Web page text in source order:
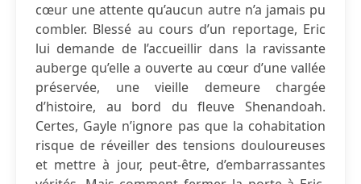
cœur une attente qu’aucun autre n’a jamais pu
combler. Blessé au cours d’un reportage, Eric
lui demande de l’accueillir dans la ravissante
auberge qu’elle a ouverte au cœur d’une vallée
préservée, une vieille demeure chargée
d’histoire, au bord du fleuve Shenandoah.
Certes, Gayle n’ignore pas que la cohabitation
risque de réveiller des tensions douloureuses
et mettre à jour, peut-être, d’embarrassantes